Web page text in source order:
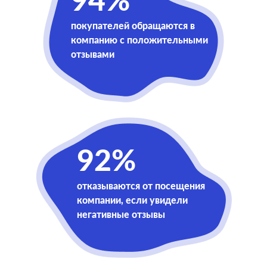
покупателей обращаются в
компанию с положительными
отзывами
92%
отказываются от посещения
компании, если увидели
негативные отзывы